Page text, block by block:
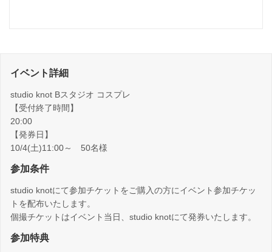
イベント詳細
studio knot Bスタジオ コスプレ
【受付終了時間】
20:00
【発券日】
10/4(土)11:00～ 50名様
参加条件
studio knotにて参加チケットをご購入の方にイベント参加チケッ
トを配布いたします。
個撮チケットはイベント当日、studio knotにて発券いたします。
参加特典